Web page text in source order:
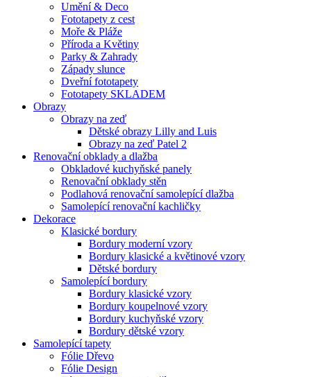
Umění & Deco
Fototapety z cest
Moře & Pláže
Příroda a Květiny
Parky & Zahrady
Západy slunce
Dveřní fototapety
Fototapety SKLADEM
Obrazy
Obrazy na zeď
Dětské obrazy Lilly and Luis
Obrazy na zeď Patel 2
Renovační obklady a dlažba
Obkladové kuchyňské panely
Renovační obklady stěn
Podlahová renovační samolepící dlažba
Samolepící renovační kachličky
Dekorace
Klasické bordury
Bordury moderní vzory
Bordury klasické a květinové vzory
Dětské bordury
Samolepící bordury
Bordury klasické vzory
Bordury koupelnové vzory
Bordury kuchyňské vzory
Bordury dětské vzory
Samolepící tapety
Fólie Dřevo
Fólie Design